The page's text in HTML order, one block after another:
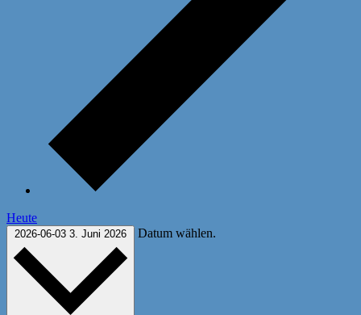
Heute
2026-06-03 3. Juni 2026 Datum wählen.